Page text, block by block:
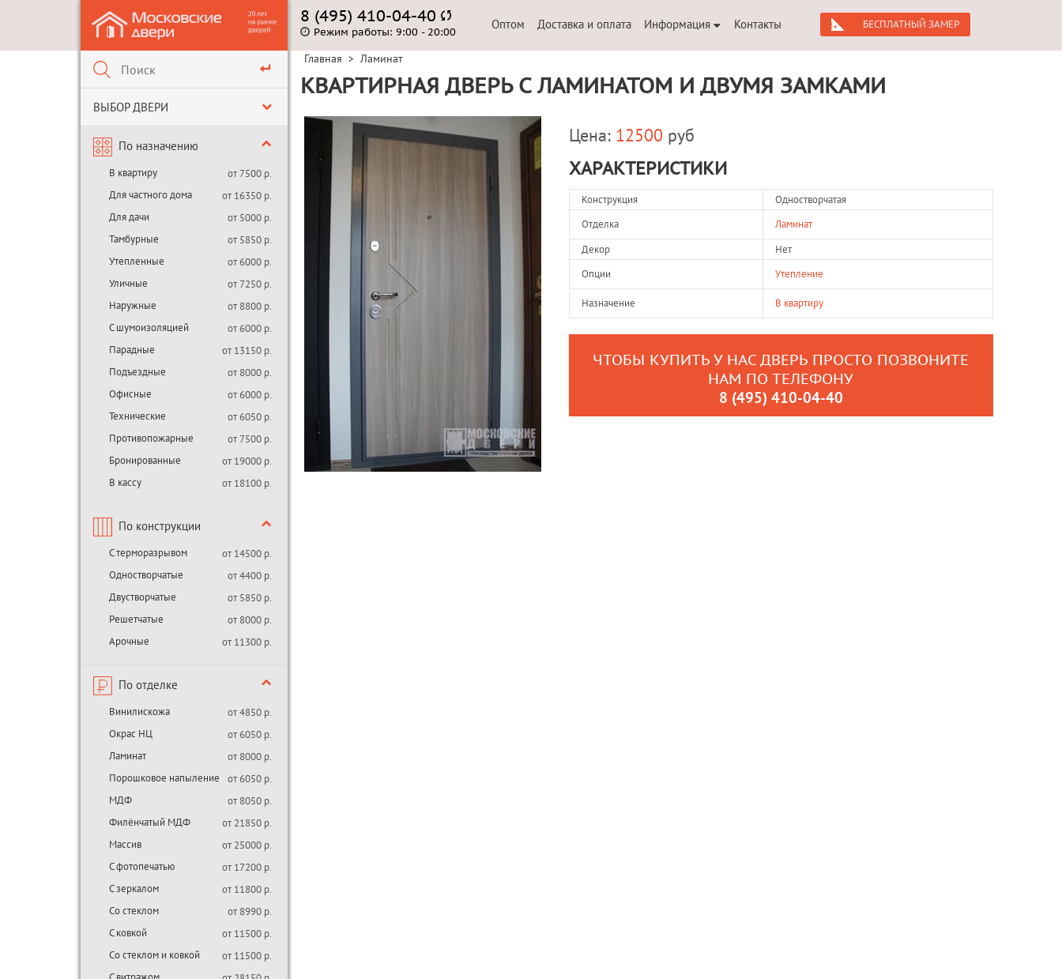
ВЫБОР ДВЕРИ
По назначению
В квартиру
от 7500 р.
Для частного дома
от 16350 р.
Для дачи
от 5000 р.
Тамбурные
от 5850 р.
Утепленные
от 6000 р.
Уличные
от 7250 р.
Наружные
от 8800 р.
С шумоизоляцией
от 6000 р.
Парадные
от 13150 р.
Подъездные
от 8000 р.
Офисные
от 6000 р.
Технические
от 6050 р.
Противопожарные
от 7500 р.
Бронированные
от 19000 р.
В кассу
от 18100 р.
По конструкции
С терморазрывом
от 14500 р.
Одностворчатые
от 4400 р.
Двустворчатые
от 5850 р.
Решетчатые
от 8000 р.
Арочные
от 11300 р.
По отделке
Винилискожа
от 4850 р.
Окрас НЦ
от 6050 р.
Ламинат
от 8000 р.
Порошковое напыление
от 6050 р.
МДФ
от 8050 р.
Филёнчатый МДФ
от 21850 р.
Массив
от 25000 р.
С фотопечатью
от 17200 р.
С зеркалом
от 11800 р.
Со стеклом
от 8990 р.
С ковкой
от 11500 р.
Со стеклом и ковкой
от 11500 р.
8 (495) 410-04-40
Режим работы: 9:00 - 20:00
Оптом Доставка и оплата Информация Контакты БЕСПЛАТНЫЙ ЗАМЕР
Главная > Ламинат
КВАРТИРНАЯ ДВЕРЬ С ЛАМИНАТОМ И ДВУМЯ ЗАМКАМИ
Цена: 12500 руб
ХАРАКТЕРИСТИКИ
Конструкция
Одностворчатая
Отделка
Ламинат
Декор
Нет
Опции
Утепление
Назначение В квартиру
ЧТОБЫ КУПИТЬ У НАС ДВЕРЬ ПРОСТО ПОЗВОНИТЕ
НАМ ПО ТЕЛЕФОНУ
8 (495) 410-04-40